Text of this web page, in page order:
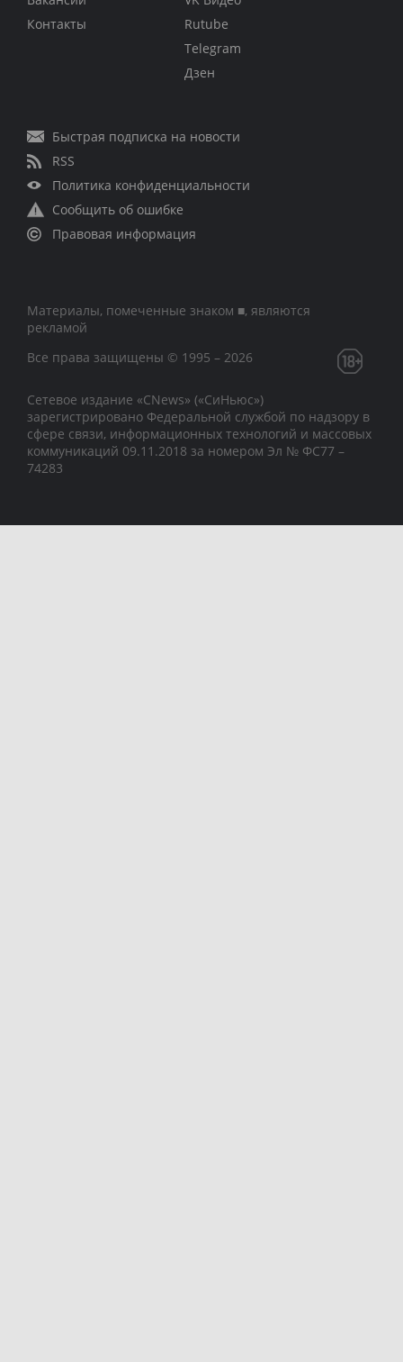
Контакты
Rutube
Telegram
Дзен
Быстрая подписка на новости
RSS
Политика конфиденциальности
Сообщить об ошибке
Правовая информация
Материалы, помеченные знаком ■, являются
рекламой
Все права защищены © 1995 – 2026
Сетевое издание «CNews» («СиНьюс»)
зарегистрировано Федеральной службой по надзору в
сфере связи, информационных технологий и массовых
коммуникаций 09.11.2018 за номером Эл № ФС77 –
74283